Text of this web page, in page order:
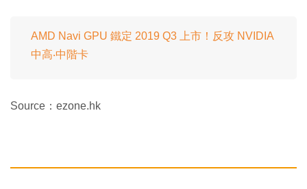
AMD Navi GPU 鐵定 2019 Q3 上市！反攻 NVIDIA
中高‧中階卡
Source：ezone.hk